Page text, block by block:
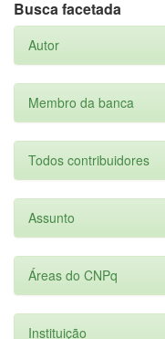
Busca facetada
Autor
Membro da banca
Todos contribuidores
Assunto
Áreas do CNPq
Instituição